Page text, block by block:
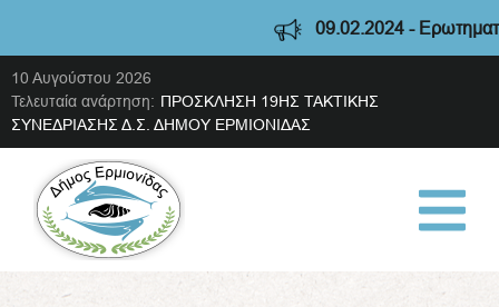
09.02.2024 -
10 Αυγούστου 2026
Τελευταία ανάρτηση: ΠΡΟΣΚΛΗΣΗ 19ΗΣ ΤΑΚΤΙΚΗΣ
ΣΥΝΕΔΡΙΑΣΗΣ Δ.Σ. ΔΗΜΟΥ ΕΡΜΙΟΝΙΔΑΣ